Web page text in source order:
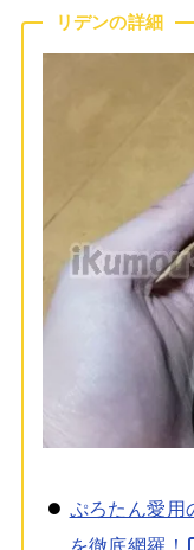
リデンの詳細
ぷろたん愛用
を徹底網羅！